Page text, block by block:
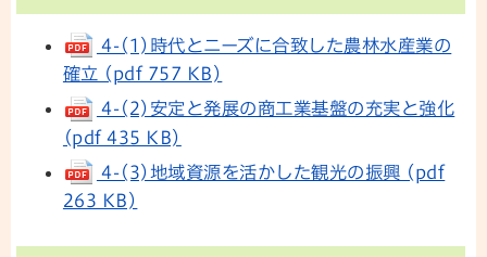
4-(1)時代とニーズに合致した農林水産業の
確立 (pdf 757 KB)
4-(2)安定と発展の商工業基盤の充実と強化
(pdf 435 KB)
4-(3)地域資源を活かした観光の振興 (pdf
263 KB)